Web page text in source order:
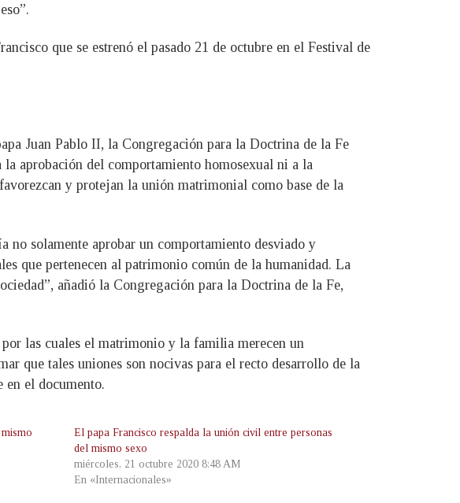
que se estrenó el pasado 21 de octubre en el Festival de
Juan Pablo II, la Congregación para la Doctrina de la Fe
la aprobación del comportamiento homosexual ni a la
y protejan la unión matrimonial como base de la
no solamente aprobar un comportamiento desviado y
que pertenecen al patrimonio común de la humanidad. La
añadió la Congregación para la Doctrina de la Fe,
las cuales el matrimonio y la familia merecen un
que tales uniones son nocivas para el recto desarrollo de la
en el documento.
El papa Francisco respalda la unión civil entre personas
del mismo sexo
miércoles, 21 octubre 2020 8:48 AM
En «Internacionales»